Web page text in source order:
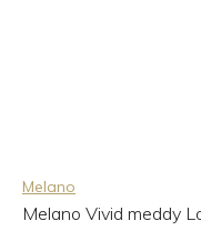
Melano
Melano Vivid meddy